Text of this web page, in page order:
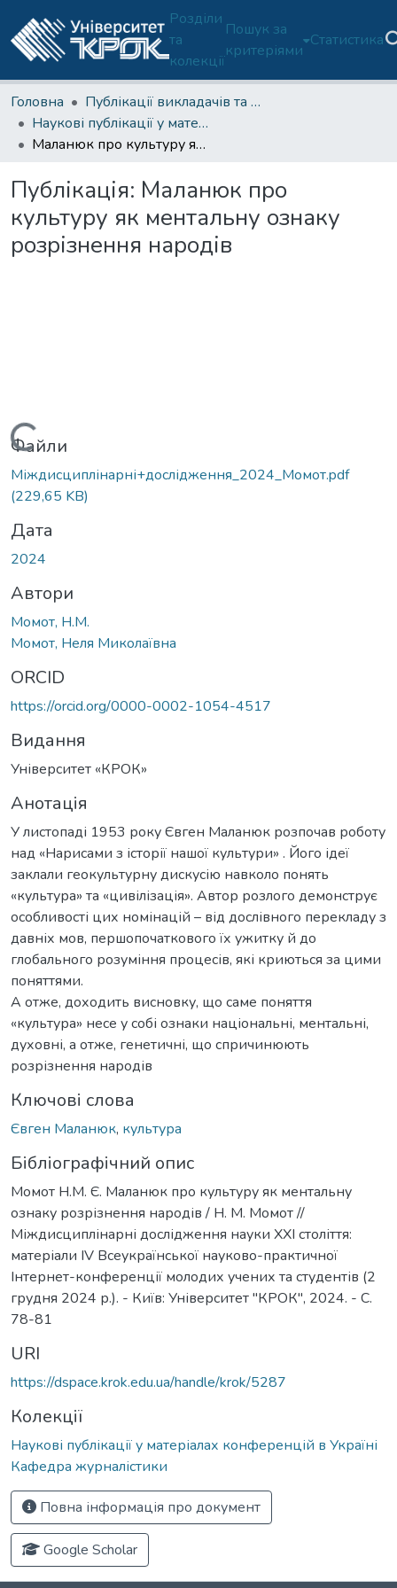
Розділи
та
колекції
Пошук за
критеріями
Статистика
Головна
Публікації викладачів та співробітників
Наукові публікації у матеріалах конференцій в Україні
Маланюк про культуру як ментальну ознаку розрізнення народів
Публікація: Маланюк про
культуру як ментальну ознаку
розрізнення народів
Вантажиться...
Файли
Міждисциплінарні+дослідження_2024_Момот.pdf
(229,65 KB)
Дата
2024
Автори
Момот, Н.М.
Момот, Неля Миколаївна
ORCID
https://orcid.org/0000-0002-1054-4517
Видання
Університет «КРОК»
Анотація
У листопаді 1953 року Євген Маланюк розпочав роботу
над «Нарисами з історії нашої культури» . Його ідеї
заклали геокультурну дискусію навколо понять
«культура» та «цивілізація». Автор розлого демонструє
особливості цих номінацій – від дослівного перекладу з
давніх мов, першопочаткового їх ужитку й до
глобального розуміння процесів, які криються за цими
поняттями.
А отже, доходить висновку, що саме поняття
«культура» несе у собі ознаки національні, ментальні,
духовні, а отже, генетичні, що спричинюють
розрізнення народів
Ключові слова
Євген Маланюк, культура
Бібліографічний опис
Момот Н.М. Є. Маланюк про культуру як ментальну
ознаку розрізнення народів / Н. М. Момот //
Міждисциплінарні дослідження науки ХХІ століття:
матеріали ІV Всеукраїнської науково-практичної
Інтернет-конференції молодих учених та студентів (2
грудня 2024 р.). - Київ: Університет "КРОК", 2024. - С.
78-81
URI
https://dspace.krok.edu.ua/handle/krok/5287
Колекції
Наукові публікації у матеріалах конференцій в Україні
Кафедра журналістики
Повна інформація про документ
Google Scholar